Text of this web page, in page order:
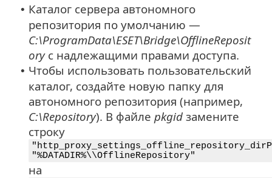
• Каталог сервера автономного
репозитория по умолчанию —
C:\ProgramData\ESET\Bridge\OfflineReposit
oryс надлежащими правами доступа.
• Чтобы использовать пользовательский
каталог, создайте новую папку для
автономного репозитория (например,
C:\Repository). В файле pkgid замените
строку
"%DATADIR%\\OfflineRepository"
на